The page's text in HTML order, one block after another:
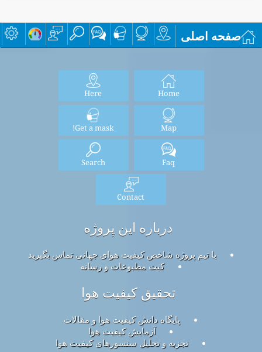
صفحه اصلی
Home
Here
Map
Get a mask!
Faq
Search
Contact
درباره این پروژه
با تیم پروژه شاخص کیفیت هوای جهانی تماس بگیرید
کیت مطبوعات و رسانه
تحقیق کیفیت هوا
پایگاه دانش کیفیت هوا و مقالات
آزمایش کیفیت هوا
تجزیه و تحلیل سنسورهای کیفیت هوا